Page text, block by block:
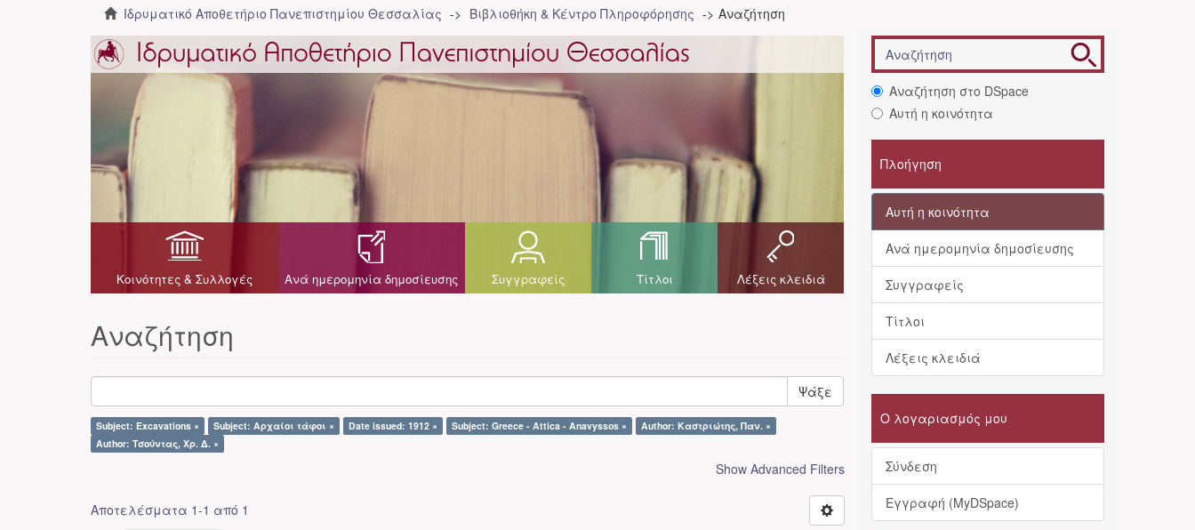
Ιδρυματικό Αποθετήριο Πανεπιστημίου Θεσσαλίας Βιβλιοθήκη & Κέντρο Πληροφόρησης Αναζήτηση
Κοινότητες & Συλλογές Ανά ημερομηνία δημοσίευσης Συγγραφείς Τίτλοι Λέξεις κλειδιά
Αναζήτηση
Ψάξε
Subject: Excavations × Subject: Αρχαίοι τάφοι × Date issued: 1912 × Subject: Greece - Attica - Anavyssos ×
Author: Καστριώτης, Παν. ×
Author: Τσούντας, Χρ. Δ. ×
Show Advanced Filters
Αποτελέσματα 1-1 από 1
Αναζήτηση στο DSpace
Αυτή η κοινότητα
Πλοήγηση
Αυτή η κοινότητα
Ανά ημερομηνία δημοσίευσης
Συγγραφείς
Τίτλοι
Λέξεις κλειδιά
Ο λογαριασμός μου
Σύνδεση
Εγγραφή (MyDSpace)